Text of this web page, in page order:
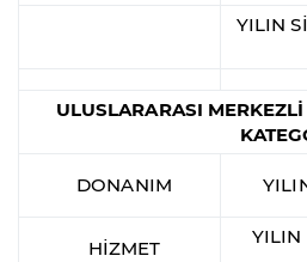
YILIN
ULUSLARARASI
DONANIM
HİZMET
YILIN